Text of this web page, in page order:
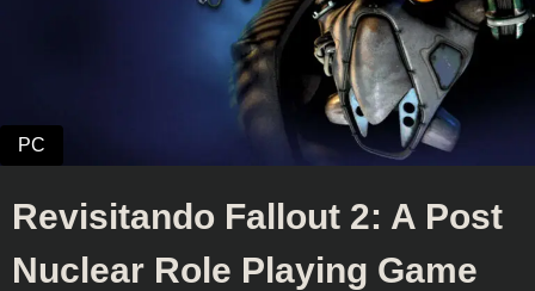
Revisitando Fallout 2: A Post
Nuclear Role Playing Game